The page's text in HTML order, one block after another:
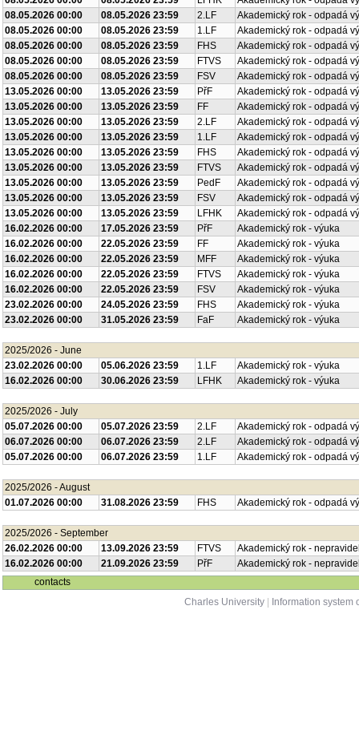
08.05.2026 00:00
08.05.2026 23:59 2.LF
Akademický rok - odpadá
08.05.2026 00:00
08.05.2026 23:59 1.LF
Akademický rok - odpadá
08.05.2026 00:00
08.05.2026 23:59 FHS
Akademický rok - odpadá
08.05.2026 00:00
08.05.2026 23:59 FTVS
Akademický rok - odpadá
08.05.2026 00:00
08.05.2026 23:59 FSV
Akademický rok - odpadá
13.05.2026 00:00
13.05.2026 23:59 PřF
Akademický rok - odpadá
13.05.2026 00:00
13.05.2026 23:59 FF
Akademický rok - odpadá
13.05.2026 00:00
13.05.2026 23:59 2.LF
Akademický rok - odpadá
13.05.2026 00:00
13.05.2026 23:59 1.LF
Akademický rok - odpadá
13.05.2026 00:00
13.05.2026 23:59 FHS
Akademický rok - odpadá
13.05.2026 00:00
13.05.2026 23:59 FTVS
Akademický rok - odpadá
13.05.2026 00:00
13.05.2026 23:59 PedF
Akademický rok - odpadá
13.05.2026 00:00
13.05.2026 23:59 FSV
Akademický rok - odpadá
13.05.2026 00:00
13.05.2026 23:59 LFHK
Akademický rok - odpadá
16.02.2026 00:00
17.05.2026 23:59 PřF
Akademický rok - výuka
16.02.2026 00:00
22.05.2026 23:59 FF
Akademický rok - výuka
16.02.2026 00:00
22.05.2026 23:59 MFF
Akademický rok - výuka
16.02.2026 00:00
22.05.2026 23:59 FTVS
Akademický rok - výuka
16.02.2026 00:00
22.05.2026 23:59 FSV
Akademický rok - výuka
23.02.2026 00:00
24.05.2026 23:59 FHS
Akademický rok - výuka
23.02.2026 00:00
31.05.2026 23:59 FaF Akademický rok - výuka
2025/2026 - June
23.02.2026 00:00
05.06.2026 23:59 1.LF
Akademický rok - výuka
16.02.2026 00:00
30.06.2026 23:59 LFHK Akademický rok - výuka
2025/2026 - July
05.07.2026 00:00
05.07.2026 23:59 2.LF
Akademický rok - odpadá
06.07.2026 00:00
06.07.2026 23:59 2.LF
Akademický rok - odpadá
05.07.2026 00:00
06.07.2026 23:59 1.LF Akademický rok - odpadá
2025/2026 - August
01.07.2026 00:00
31.08.2026 23:59 FHS Akademický rok - odpadá
2025/2026 - September
26.02.2026 00:00
13.09.2026 23:59 FTVS
Akademický rok -
16.02.2026 00:00
21.09.2026 23:59 PřF
Akademický rok -
contacts
Charles University
Information